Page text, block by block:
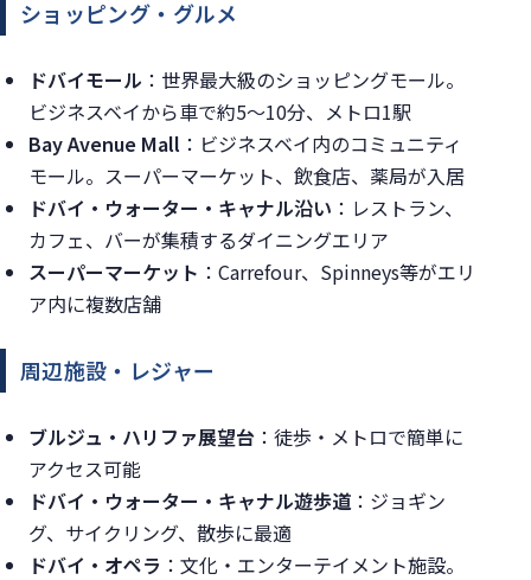
ショッピング・グルメ
ドバイモール ：世界最大級のショッピングモール。
ビジネスベイから車で約5〜10分、メトロ1駅
Bay Avenue Mall ：ビジネスベイ内のコミュニティ
モール。スーパーマーケット、飲食店、薬局が入居
ドバイ・ウォーター・キャナル沿い ：レストラン、
カフェ、バーが集積するダイニングエリア
スーパーマーケット ：Carrefour、Spinneys等がエリ
ア内に複数店舗
周辺施設・レジャー
ブルジュ・ハリファ展望台 ：徒歩・メトロで簡単に
アクセス可能
ドバイ・ウォーター・キャナル遊歩道：ジョギン
グ、サイクリング、散歩に最適
ドバイ・オペラ ：文化・エンターテイメント施設。